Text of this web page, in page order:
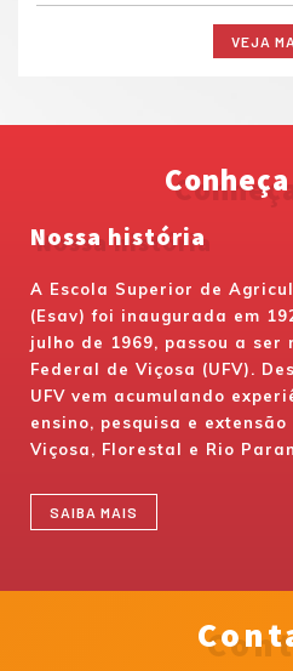
VEJA
Nossa história
A Escola Superior de
(Esav) foi inaugurada em
julho de 1969, passou a ser
Federal de Viçosa (UFV).
UFV vem acumulando
ensino, pesquisa e
Viçosa, Florestal e Rio
SAIBA MAIS